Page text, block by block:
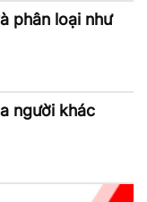
phân loại như
người khác